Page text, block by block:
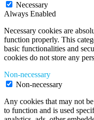
Necessary
Always Enabled
Necessary cookies are
function properly. This
basic functionalities and
cookies do not store any
Non-necessary
Non-necessary
Any cookies that may not
to function and is used